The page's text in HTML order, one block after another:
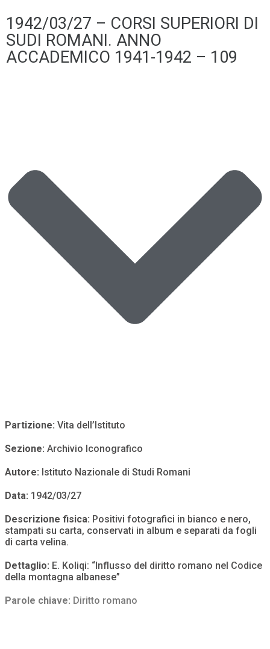
1942/03/27 – CORSI SUPERIORI DI
SUDI ROMANI. ANNO
ACCADEMICO 1941-1942 – 109
Partizione: Vita dell’Istituto
Sezione: Archivio Iconografico
Autore: Istituto Nazionale di Studi Romani
Data: 1942/03/27
Descrizione fisica: Positivi fotografici in bianco e nero,
stampati su carta, conservati in album e separati da fogli
di carta velina.
Dettaglio: E. Koliqi: “Influsso del diritto romano nel Codice
della montagna albanese”
Parole chiave: Diritto romano